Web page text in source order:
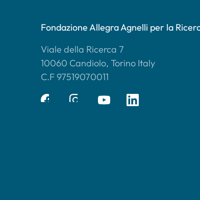
Fondazione Allegra Agnelli per la
Viale della Ricerca 7
10060 Candiolo, Torino Italy
C.F 97519070011